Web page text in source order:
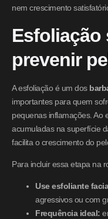
nem crescimento
Esfoliação
prevenir
A esfoliação é um dos
importantes para quem
pequenas inflamações. Ao
acumuladas na superfície
facilita o crescimento do
Para incluir essa etapa na
Use esfoliante
agressivos ou com
Frequência ideal: